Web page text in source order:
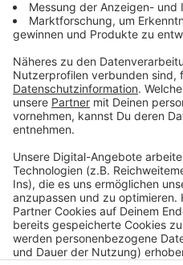
Video
Mehr
powered by
David Guetta & Becky Hill &
What Love Can Do (Official
Anzeige
Anzeige